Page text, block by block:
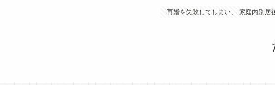
再婚を失敗してしまい、 家庭内別居